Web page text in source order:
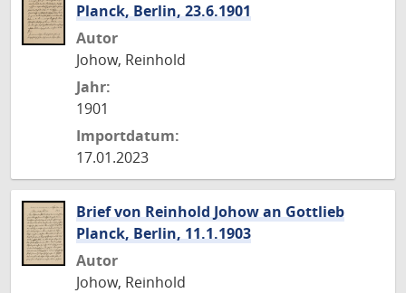
Planck, Berlin, 23.6.1901
Autor
Johow, Reinhold
Jahr:
1901
Importdatum:
17.01.2023
Brief von Reinhold Johow an Gottlieb
Planck, Berlin, 11.1.1903
Autor
Johow, Reinhold